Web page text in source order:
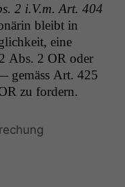
2 i.V.m. Art. 404
bleibt in
eine
Abs. 2 OR oder
Art. 425
zu fordern.